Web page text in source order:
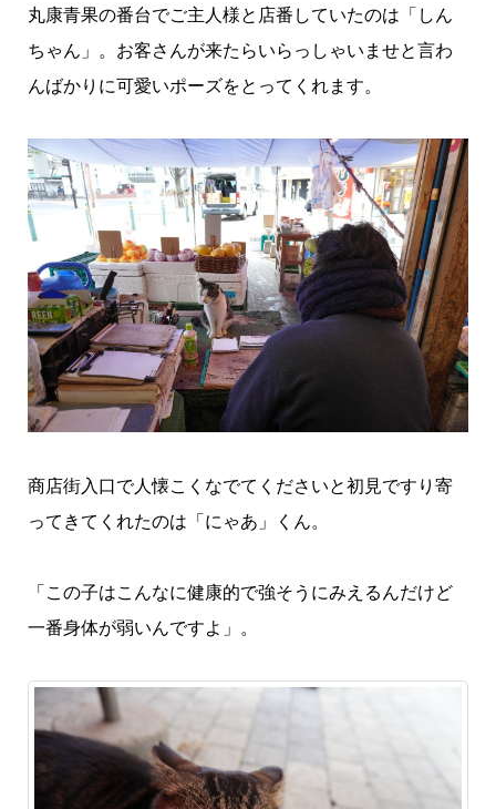
丸康青果の番台でご主人様と店番していたのは「しん
ちゃん」。お客さんが来たらいらっしゃいませと言わ
んばかりに可愛いポーズをとってくれます。
商店街入口で人懐こくなでてくださいと初見ですり寄
ってきてくれたのは「にゃあ」くん。
「この子はこんなに健康的で強そうにみえるんだけど
一番身体が弱いんですよ」。